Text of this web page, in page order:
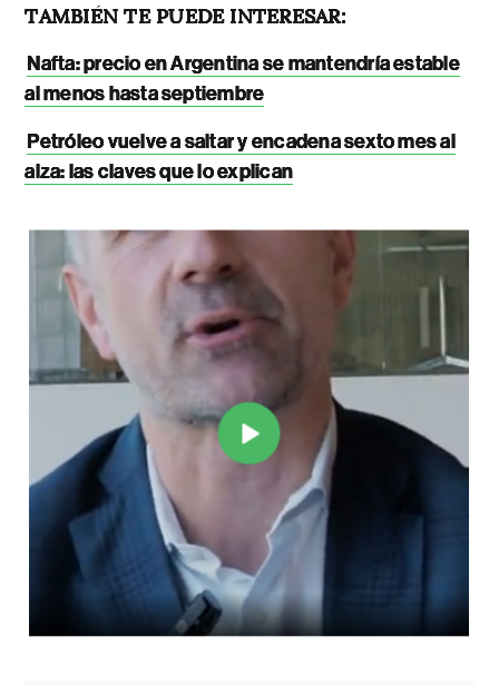
TAMBIÉN TE PUEDE INTERESAR:
Nafta: precio en Argentina se mantendría estable
al menos hasta septiembre
Petróleo vuelve a saltar y encadena sexto mes al
alza: las claves que lo explican